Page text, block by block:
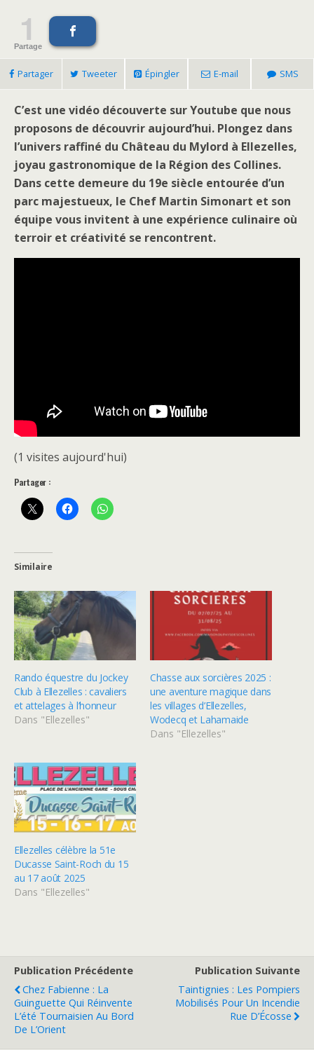
1
Partage
Partager Tweeter Épingler E-mail SMS
C’est une vidéo découverte sur Youtube que nous
proposons de découvrir aujourd’hui. Plongez dans
l’univers raffiné du Château du Mylord à Ellezelles,
joyau gastronomique de la Région des Collines.
Dans cette demeure du 19e siècle entourée d’un
parc majestueux, le Chef Martin Simonart et son
équipe vous invitent à une expérience culinaire où
terroir et créativité se rencontrent.
(1 visites aujourd'hui)
Partager :
Similaire
Rando équestre du Jockey
Club à Ellezelles : cavaliers
et attelages à l’honneur
Dans "Ellezelles"
Chasse aux sorcières 2025 :
une aventure magique dans
les villages d’Ellezelles,
Wodecq et Lahamaide
Dans "Ellezelles"
Ellezelles célèbre la 51e
Ducasse Saint-Roch du 15
au 17 août 2025
Dans "Ellezelles"
Publication Précédente
Chez Fabienne : La
Guinguette Qui Réinvente
L’été Tournaisien Au Bord
De L’Orient
Publication Suivante
Taintignies : Les Pompiers
Mobilisés Pour Un Incendie
Rue D’Écosse